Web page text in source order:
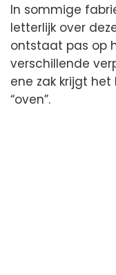
In sommige
letterlijk over
ontstaat pas op
verschillende
ene zak krijgt het
“oven”.